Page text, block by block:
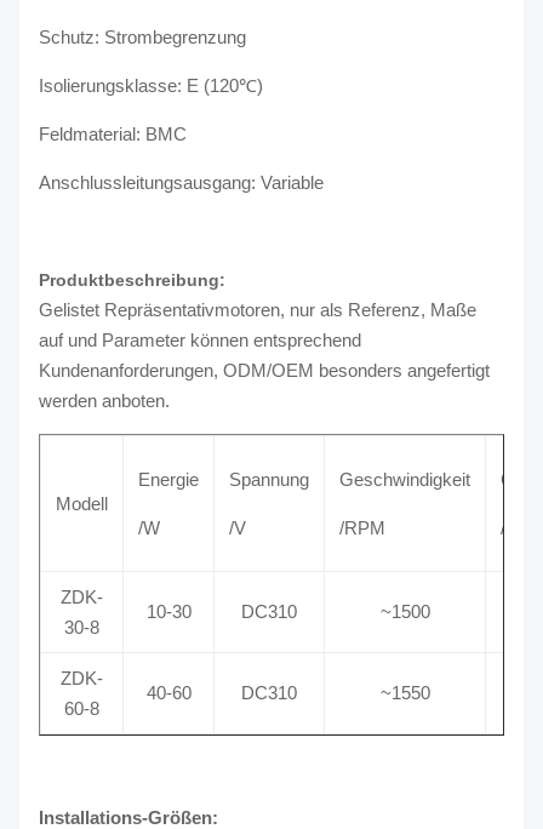
Schutz: Strombegrenzung
Isolierungsklasse: E (120℃)
Feldmaterial: BMC
Anschlussleitungsausgang: Variable
Produktbeschreibung:
Gelistet Repräsentativmotoren, nur als Referenz, Maße
auf und Parameter können entsprechend
Kundenanforderungen, ODM/OEM besonders angefertigt
werden anboten.
Modell
Energie
/W
Spannung
/V
Geschwindigkeit
/RPM /dB
ZDK-
30-8
10-30 DC310 ~1500
ZDK-
60-8
40-60 DC310 ~1550
Installations-Größen: